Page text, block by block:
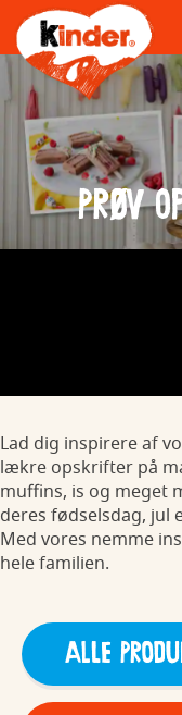
Prøv
Lad dig inspirere af
lækre opskrifter på
muffins, is og meget
deres fødselsdag, jul
Med vores nemme
hele familien.
Alle